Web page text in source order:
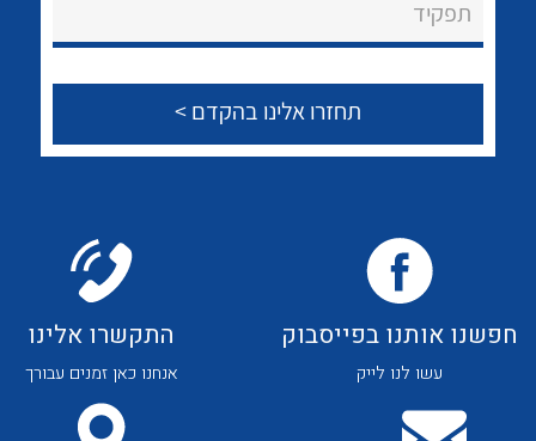
צור קשר
לכל מוצרי היצרן
תפקיד
חפשנו אותנו בפייסבוק
עשו לנו לייק
התקשרו אלינו
אנחנו כאן זמנים עבורך